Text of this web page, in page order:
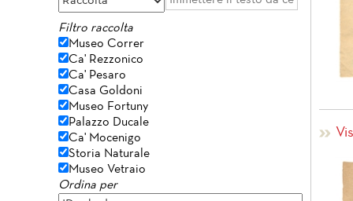
Filtro raccolta
Museo Correr
Ca' Rezzonico
Ca' Pesaro
Casa Goldoni
Museo Fortuny
Palazzo Ducale
Ca' Mocenigo
Storia Naturale
Museo Vetraio
Ordina per